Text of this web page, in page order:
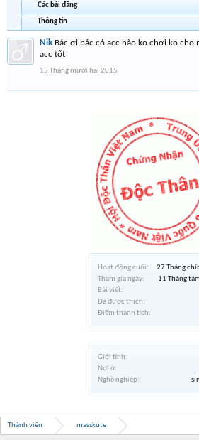
Hoạt động cuối:
27 Tháng
Tham gia ngày:
11 Tháng
Bài viết:
Đã được thích:
Điểm thành tích:
Giới tính:
Nơi ở:
Nghề nghiệp:
Các bài đăng
Thông tin
Nik Bác ơi bác có acc nào ko chơi ko
acc tốt
15 Tháng mười hai 2015
Thành viên masskute